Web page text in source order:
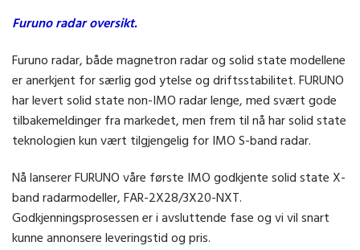
Furuno radar oversikt.
Furuno radar, både magnetron radar og solid state modellene
er anerkjent for særlig god ytelse og driftsstabilitet. FURUNO
har levert solid state non-IMO radar lenge, med svært gode
tilbakemeldinger fra markedet, men frem til nå har solid state
teknologien kun vært tilgjengelig for IMO S-band radar.
Nå lanserer FURUNO våre første IMO godkjente solid state X-
band radarmodeller, FAR-2X28/3X20-NXT.
Godkjenningsprosessen er i avsluttende fase og vi vil snart
kunne annonsere leveringstid og pris.